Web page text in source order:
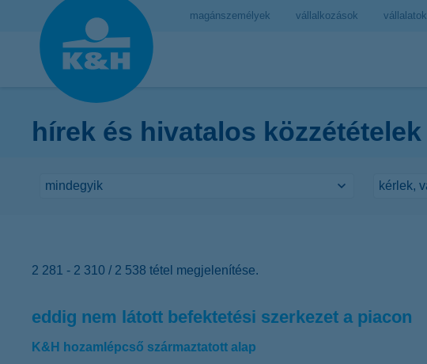
magánszemélyek vállalkozások vállalatok
hírek és hivatalos közzétételek
2 281 - 2 310 / 2 538 tétel megjelenítése.
eddig nem látott befektetési szerkezet a piacon
K&H hozamlépcső származtatott alap